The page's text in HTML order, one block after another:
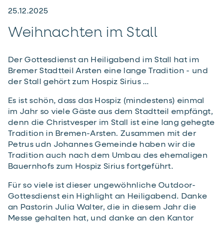
25.12.2025
Weihnachten im Stall
Der Gottesdienst an Heiligabend im Stall hat im
Bremer Stadtteil Arsten eine lange Tradition - und
der Stall gehört zum Hospiz Sirius …
Es ist schön, dass das Hospiz (mindestens) einmal
im Jahr so viele Gäste aus dem Stadtteil empfängt,
denn die Christvesper im Stall ist eine lang gehegte
Tradition in Bremen-Arsten. Zusammen mit der
Petrus udn Johannes Gemeinde haben wir die
Tradition auch nach dem Umbau des ehemaligen
Bauernhofs zum Hospiz Sirius fortgeführt.
Für so viele ist dieser ungewöhnliche Outdoor-
Gottesdienst ein Highlight an Heiligabend. Danke
an Pastorin Julia Walter, die in diesem Jahr die
Messe gehalten hat, und danke an den Kantor